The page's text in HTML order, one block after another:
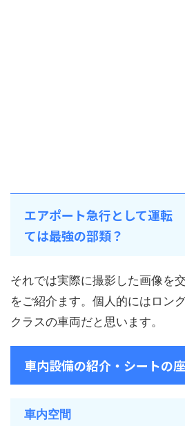
エアポート急行として運転
ては最強の部類？
それでは実際に撮影した画像を
をご紹介ます。個人的にはロン
クラスの車両だと思います。
車内設備の紹介・シートの
車内空間